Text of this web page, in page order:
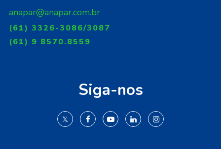
anapar@anapar.com.br
(61) 3326-3086/3087
(61) 9 8570.8559
Siga-nos